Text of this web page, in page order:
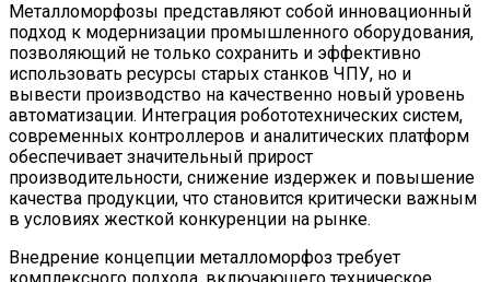
Металломорфозы представляют собой инновационный
подход к модернизации промышленного оборудования,
позволяющий не только сохранить и эффективно
использовать ресурсы старых станков ЧПУ, но и
вывести производство на качественно новый уровень
автоматизации. Интеграция робототехнических систем,
современных контроллеров и аналитических платформ
обеспечивает значительный прирост
производительности, снижение издержек и повышение
качества продукции, что становится критически важным
в условиях жесткой конкуренции на рынке.
Внедрение концепции металломорфоз требует